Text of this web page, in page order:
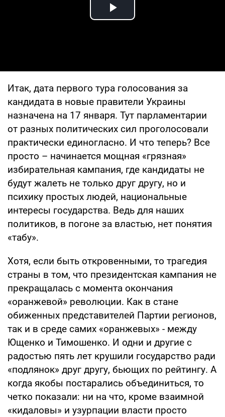
Play Video
Итак, дата первого тура голосования за
кандидата в новые правители Украины
назначена на 17 января. Тут парламентарии
от разных политических сил проголосовали
практически единогласно. И что теперь? Все
просто – начинается мощная «грязная»
избирательная кампания, где кандидаты не
будут жалеть не только друг другу, но и
психику простых людей, национальные
интересы государства. Ведь для наших
политиков, в погоне за властью, нет понятия
«табу».
Хотя, если быть откровенными, то трагедия
страны в том, что президентская кампания не
прекращалась с момента окончания
«оранжевой» революции. Как в стане
обиженных представителей Партии регионов,
так и в среде самих «оранжевых» - между
Ющенко и Тимошенко. И одни и другие с
радостью пять лет крушили государство ради
«подлянок» друг другу, бьющих по рейтингу. А
когда якобы постарались объединиться, то
четко показали: ни на что, кроме взаимной
«кидаловы» и узурпации власти просто